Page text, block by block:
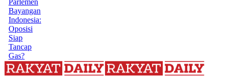
Bayangan
Indonesia:
Oposisi
Siap
Tancap
Gas?